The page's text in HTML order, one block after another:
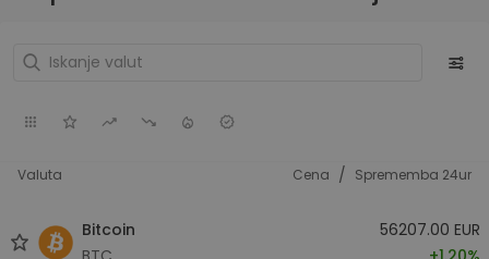
Valuta Cena / Sprememba 24ur
Bitcoin
56207.00 EUR